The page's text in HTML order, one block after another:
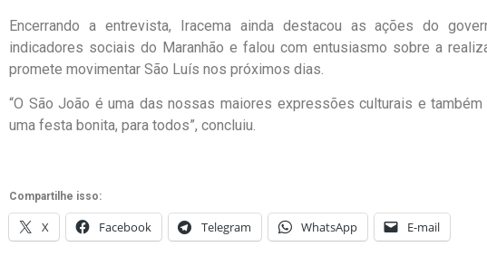
Encerrando a entrevista, Iracema ainda destacou as ações do
indicadores sociais do Maranhão e falou com entusiasmo sobre a
promete movimentar São Luís nos próximos dias.
“O São João é uma das nossas maiores expressões culturais e
uma festa bonita, para todos”, concluiu.
Compartilhe isso:
X Facebook Telegram WhatsApp E-mail